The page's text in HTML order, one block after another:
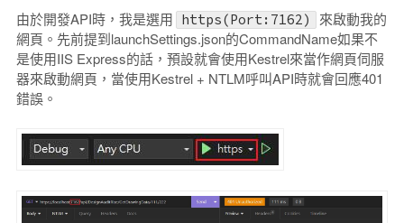
由於開發API時，我是選用 https(Port:7162)
來啟動我的
網頁。先前提到launchSettings.json的CommandName如果不
是使用IIS Express的話，預設就會使用Kestrel來當作網頁伺服
器來啟動網頁，當使用Kestrel + NTLM呼叫API時就會回應401
錯誤。